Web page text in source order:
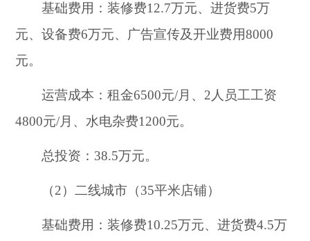
基础费用：装修费12.7万元、进货费5万
元、设备费6万元、广告宣传及开业费用8000
元。
运营成本：租金6500元/月、2人员工工资
4800元/月、水电杂费1200元。
总投资：38.5万元。
（2）二线城市（35平米店铺）
基础费用：装修费10.25万元、进货费4.5万